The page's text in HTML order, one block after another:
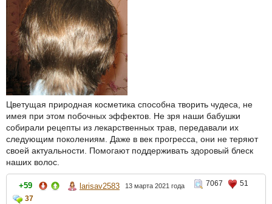
Цветущая природная косметика способна творить чудеса, не
имея при этом побочных эффектов. Не зря наши бабушки
собирали рецепты из лекарственных трав, передавали их
следующим поколениям. Даже в век прогресса, они не теряют
своей актуальности. Помогают поддерживать здоровый блеск
наших волос.
+59 larisav2583 13 марта 2021 года 7067
51
37